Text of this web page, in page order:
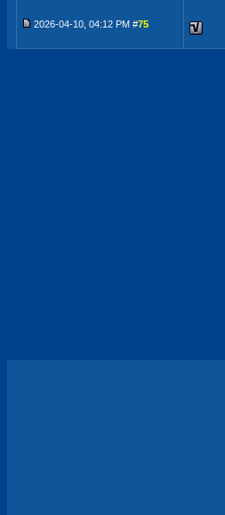
2026-04-10, 04:12 PM #75